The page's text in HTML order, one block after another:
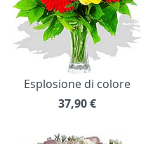
Esplosione di colore
37,90€